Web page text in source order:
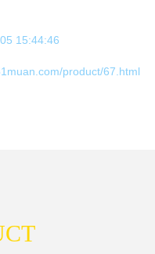
15:44:46
product/67.html